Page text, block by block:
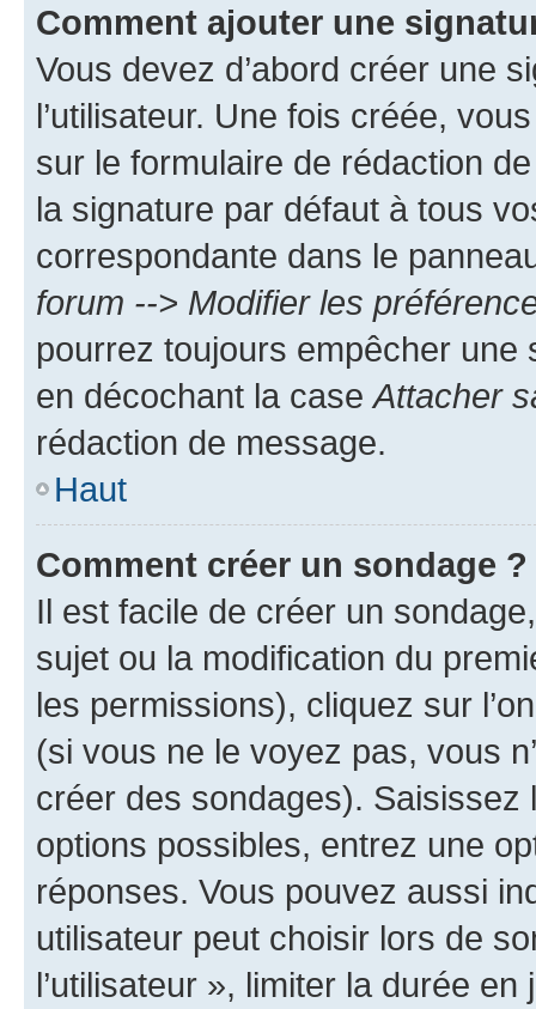
Comment ajouter une
Vous devez d’abord créer une
l’utilisateur. Une fois créée,
sur le formulaire de rédaction
la signature par défaut à tous
correspondante dans le
forum --> Modifier les
pourrez toujours empêcher une
en décochant la case Attacher
rédaction de message.
Haut
Comment créer un sondage ?
Il est facile de créer un
sujet ou la modification du
les permissions), cliquez sur
(si vous ne le voyez pas, vous
créer des sondages).
options possibles, entrez une
réponses. Vous pouvez aussi
utilisateur peut choisir lors de
l’utilisateur », limiter la durée